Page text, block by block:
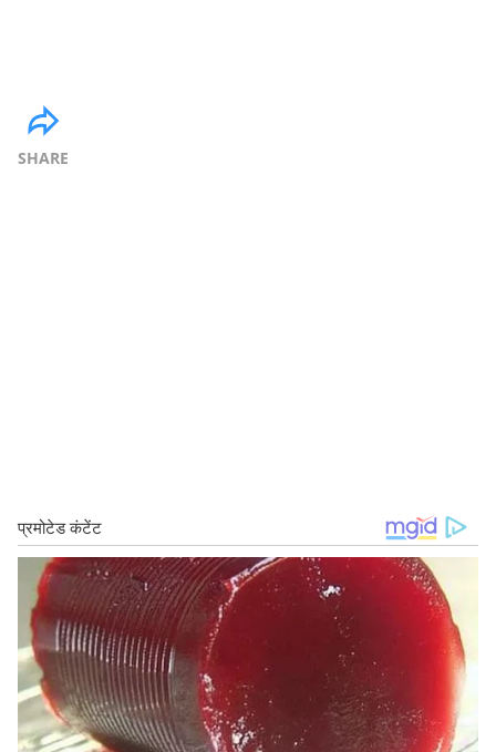
SHARE